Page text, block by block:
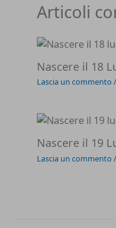
Articoli
Nascere il 18
Lascia un commento /
Nascere il 19
Lascia un commento /